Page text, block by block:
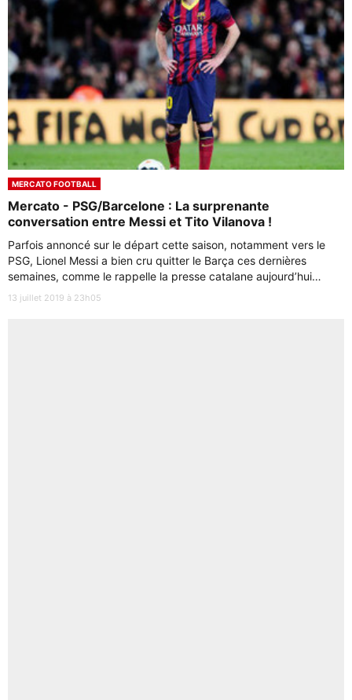
MERCATO FOOTBALL
Mercato - PSG/Barcelone : La surprenante
conversation entre Messi et Tito Vilanova !
Parfois annoncé sur le départ cette saison, notamment vers le
PSG, Lionel Messi a bien cru quitter le Barça ces dernières
semaines, comme le rappelle la presse catalane aujourd’hui…
13 juillet 2019 à 23h05